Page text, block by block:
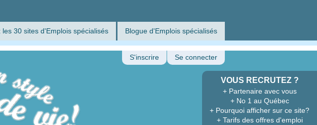
les 30 sites d'Emplois spécialisés Blogue d'Emplois spécialisés
VOUS RECRUTEZ ?
+ Partenaire avec vous
+ No 1 au Québec
+ Pourquoi afficher sur ce site?
+ Tarifs des offres d'emploi
S'inscrire Se connecter